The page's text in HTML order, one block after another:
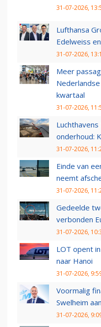
31-07-2026,
Lufthansa
Edelweiss
31-07-2026,
Meer
kwartaal
31-07-2026,
onderhoud:
31-07-2026,
Einde van
neemt
31-07-2026,
Gedeelde
verbonden
31-07-2026,
LOT opent
naar Hanoi
31-07-2026,
Voormalig
Swelheim
31-07-2026,